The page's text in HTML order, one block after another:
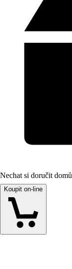
Nechat si doručit domů
Koupit on-line